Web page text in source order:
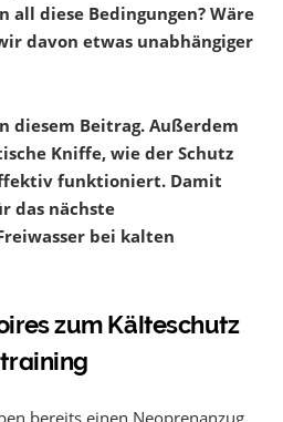
diese Bedingungen? Wäre
davon etwas unabhängiger
diesem Beitrag. Außerdem
Kniffe, wie der Schutz
funktioniert. Damit
das nächste
bei kalten
zum Kälteschutz
bereits einen Neoprenanzug.